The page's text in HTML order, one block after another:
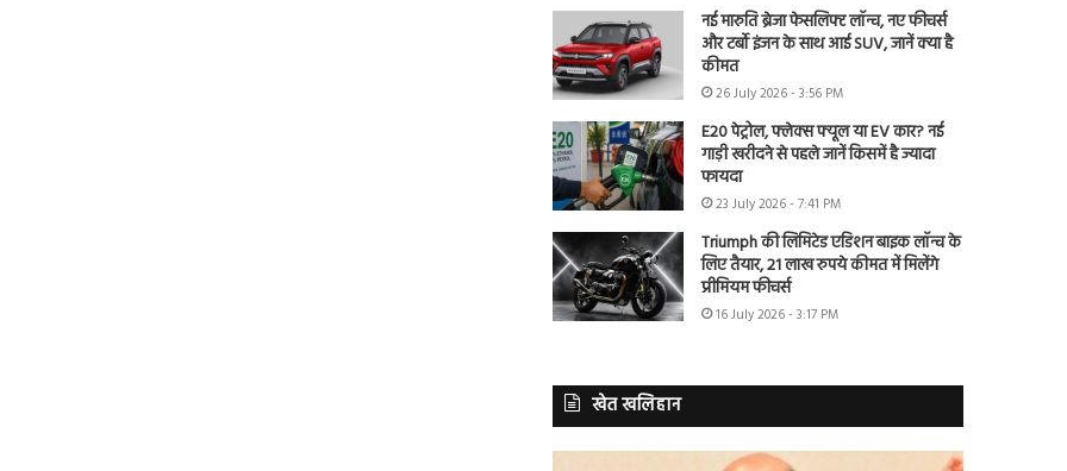
नई मारुति ब्रेजा फेसलिफ्ट लॉन्च, नए फीचर्स
और टर्बो इंजन के साथ आई SUV, जानें क्या है
कीमत
26 July 2026 - 3:56 PM
E20 पेट्रोल, फ्लेक्स फ्यूल या EV कार? नई
गाड़ी खरीदने से पहले जानें किसमें है ज्यादा
फायदा
23 July 2026 - 7:41 PM
Triumph की लिमिटेड एडिशन बाइक लॉन्च के
लिए तैयार, 21 लाख रुपये कीमत में मिलेंगे
प्रीमियम फीचर्स
16 July 2026 - 3:17 PM
खेत खलिहान